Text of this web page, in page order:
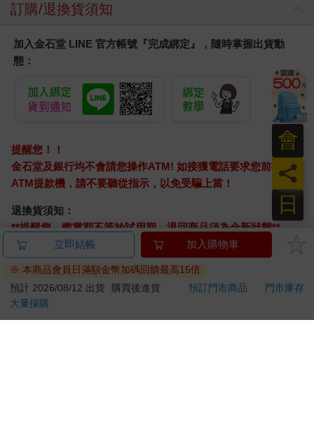
訂購/退換貨須知
加入金石堂 LINE 官方帳號『完成綁定』，隨時掌握出貨動
態：
提醒您！！
金石堂及銀行均不會請您操作ATM! 如接獲電話要求您前往
ATM提款機，請不要聽從指示，以免受騙上當！
退換貨須知：
**提醒您，鑑賞期不等於試用期，退回商品須為全新狀態**
依據「消費者保護法」第19條及行政院消費者保護處公告之
「通訊交易解除權合理例外情事適用準則」，以下商品購買
後，除商品本身有瑕疵外，將不提供7天的猶豫期：
易於腐敗、保存期限較短或解約時即將逾期。（如：生
鮮食品）
立即結帳 加入購物車
※ 本商品會員日滿額金幣加碼回饋最高15倍
預計 2026/08/12 出貨
購買後進貨 預訂門市商品
門市庫存
大量採購
日
員
會